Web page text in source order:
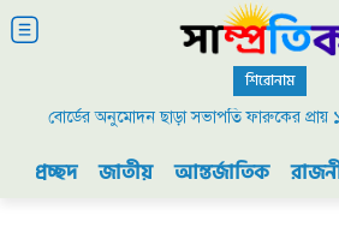
শিরোনাম
বোর্ডের অনুমোদন ছাড়া সভাপতি ফারুকের প্রায়
প্রচ্ছদ জাতীয় আন্তর্জাতিক